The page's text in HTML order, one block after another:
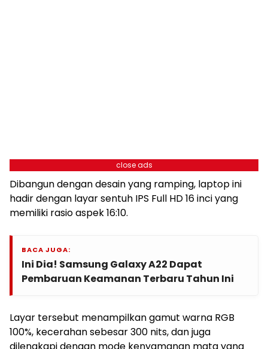
close ads
Dibangun dengan desain yang ramping, laptop ini
hadir dengan layar sentuh IPS Full HD 16 inci yang
memiliki rasio aspek 16:10.
BACA JUGA:
Ini Dia! Samsung Galaxy A22 Dapat
Pembaruan Keamanan Terbaru Tahun Ini
Layar tersebut menampilkan gamut warna RGB
100%, kecerahan sebesar 300 nits, dan juga
dilengkapi dengan mode kenyamanan mata yang